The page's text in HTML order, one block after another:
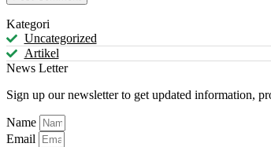
Kategori
Uncategorized
Artikel
News Letter
Sign up our newsletter to get updated information,
Name
Email